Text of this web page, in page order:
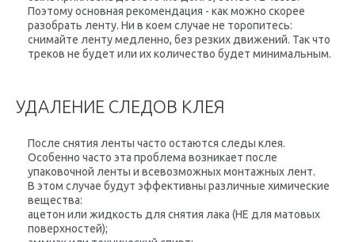
Поэтому основная рекомендация - как можно скорее
разобрать ленту. Ни в коем случае не торопитесь:
снимайте ленту медленно, без резких движений. Так что
треков не будет или их количество будет минимальным.
УДАЛЕНИЕ СЛЕДОВ КЛЕЯ
После снятия ленты часто остаются следы клея.
Особенно часто эта проблема возникает после
упаковочной ленты и всевозможных монтажных лент.
В этом случае будут эффективны различные химические
вещества:
ацетон или жидкость для снятия лака (НЕ для матовых
поверхностей);